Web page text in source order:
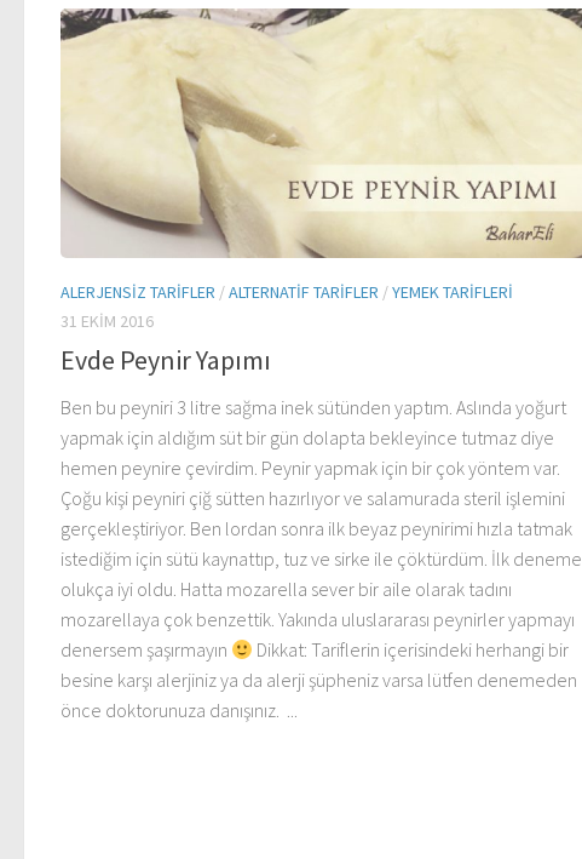
ALERJENSIZ TARIFLER /ALTERNATIF TARIFLER /YEMEK TARIFLERI
31 EKIM 2016
Evde Peynir Yapımı
Ben bu peyniri 3 litre sağma inek sütünden yaptım. Aslında yoğurt
yapmak için aldığım süt bir gün dolapta bekleyince tutmaz diye
hemen peynire çevirdim. Peynir yapmak için bir çok yöntem var.
Çoğu kişi peyniri çiğ sütten hazırlıyor ve salamurada steril işlemini
gerçekleştiriyor. Ben lordan sonra ilk beyaz peynirimi hızla tatmak
istediğim için sütü kaynattıp, tuz ve sirke ile çöktürdüm. İlk deneme
olukça iyi oldu. Hatta mozarella sever bir aile olarak tadını
mozarellaya çok benzettik. Yakında uluslararası peynirler yapmayı
denersem şaşırmayın
Dikkat: Tariflerin içerisindeki herhangi bir
besine karşı alerjiniz ya da alerji şüpheniz varsa lütfen denemeden
önce doktorunuza danışınız. ...